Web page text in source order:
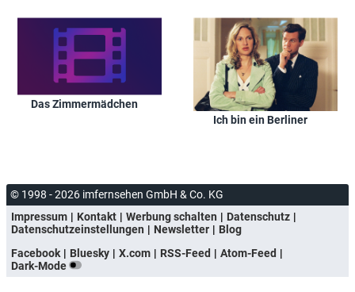
Das Zimmermädchen
Ich bin ein Berliner
© 1998 - 2026 imfernsehen GmbH & Co. KG
Impressum
Kontakt Werbung schalten
Datenschutz
Datenschutzeinstellungen
Newsletter
Blog
Facebook
Bluesky X.com RSS-Feed
Atom-Feed
Dark-Mode